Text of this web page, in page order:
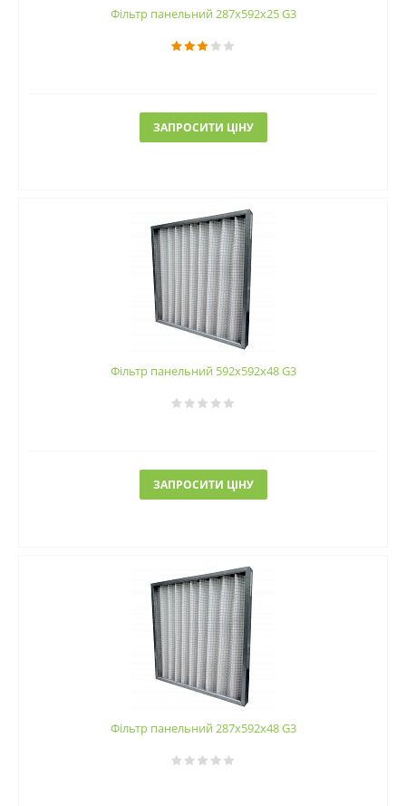
Фільтр панельний 287х592х25 G3
ЗАПРОСИТИ ЦІНУ
Фільтр панельний 592х592х48 G3
ЗАПРОСИТИ ЦІНУ
Фільтр панельний 287х592х48 G3